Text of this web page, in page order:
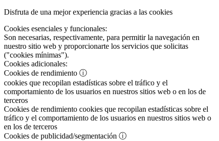
Disfruta de una mejor experiencia gracias a las cookies
Cookies esenciales y funcionales:
Son necesarias, respectivamente, para permitir la navegación en
nuestro sitio web y proporcionarte los servicios que solicitas
("cookies mínimas").
Cookies adicionales:
Cookies de rendimiento ⓘ
cookies que recopilan estadísticas sobre el tráfico y el
comportamiento de los usuarios en nuestros sitios web o en los de
terceros
Cookies de rendimiento cookies que recopilan estadísticas sobre el
tráfico y el comportamiento de los usuarios en nuestros sitios web o
en los de terceros
Cookies de publicidad/segmentación ⓘ